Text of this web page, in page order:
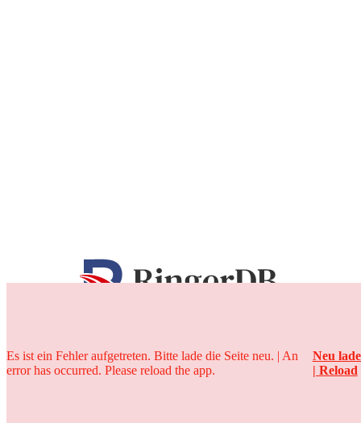
25 Jahre
Es ist ein Fehler aufgetreten. Bitte lade die Seite neu. | An
error has occurred. Please reload the app.
Neu
| Reload